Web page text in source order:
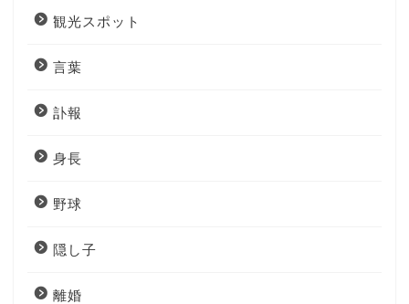
観光スポット
言葉
訃報
身長
野球
隠し子
離婚